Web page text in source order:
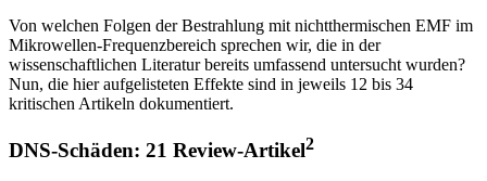
Von welchen Folgen der Bestrahlung mit nichtthermischen EMF im
Mikrowellen-Frequenzbereich sprechen wir, die in der
wissenschaftlichen Literatur bereits umfassend untersucht wurden?
Nun, die hier aufgelisteten Effekte sind in jeweils 12 bis 34
kritischen Artikeln dokumentiert.
DNS-Schäden: 21 Review-Artikel2